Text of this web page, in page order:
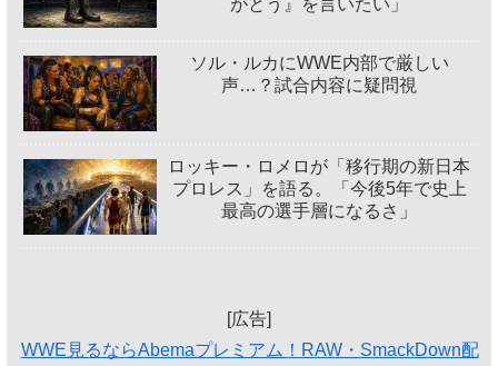
がとう』を言いたい」
ソル・ルカにWWE内部で厳しい
声…？試合内容に疑問視
ロッキー・ロメロが「移行期の新日本
プロレス」を語る。「今後5年で史上
最高の選手層になるさ」
[広告]
WWE見るならAbemaプレミアム！RAW・SmackDown配